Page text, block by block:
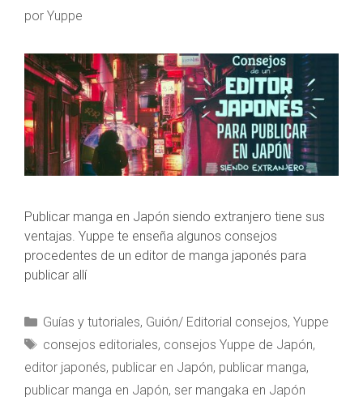
por Yuppe
Publicar manga en Japón siendo extranjero tiene sus
ventajas. Yuppe te enseña algunos consejos
procedentes de un editor de manga japonés para
publicar allí
Guías y tutoriales, Guión/ Editorial consejos, Yuppe
consejos editoriales, consejos Yuppe de Japón,
editor japonés, publicar en Japón, publicar manga,
publicar manga en Japón, ser mangaka en Japón